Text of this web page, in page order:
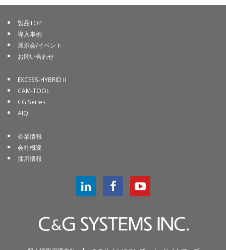
製品TOP
導入事例
展示会/イベント
お問い合わせ
EXCESS-HYBRIDⅡ
CAM-TOOL
CG Series
AIQ
企業情報
会社概要
採用情報